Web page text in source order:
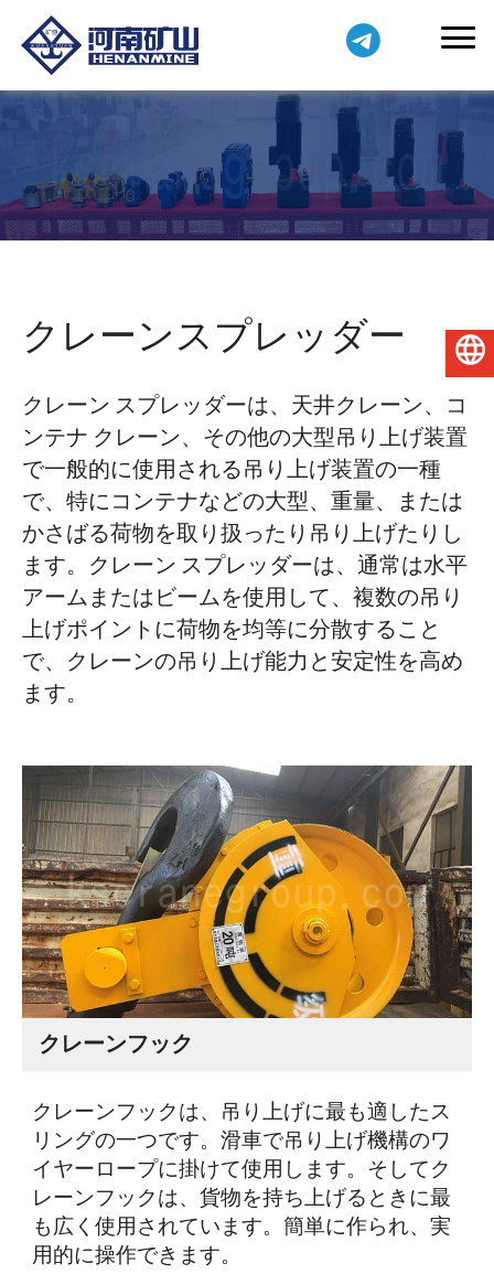
プロジェクト
アプリケーション
会社概要
お問い合わせ
クレーンスプレッダー
クレーン スプレッダーは、天井クレーン、コ
ンテナ クレーン、その他の大型吊り上げ装置
で一般的に使用される吊り上げ装置の一種
で、特にコンテナなどの大型、重量、または
かさばる荷物を取り扱ったり吊り上げたりし
ます。クレーン スプレッダーは、通常は水平
アームまたはビームを使用して、複数の吊り
上げポイントに荷物を均等に分散すること
で、クレーンの吊り上げ能力と安定性を高め
ます。
クレーンフック
クレーンフックは、吊り上げに最も適したス
リングの一つです。滑車で吊り上げ機構のワ
イヤーロープに掛けて使用します。そしてク
レーンフックは、貨物を持ち上げるときに最
も広く使用されています。簡単に作られ、実
用的に操作できます。
日本語